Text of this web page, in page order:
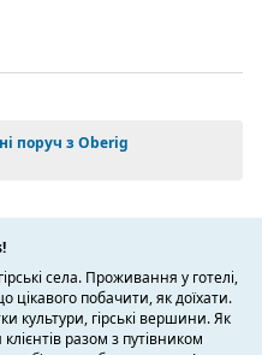
поруч з Оberig
села. Проживання у готелі,
цікавого побачити, як доїхати.
культури, гірські вершини. Як
разом з путівником